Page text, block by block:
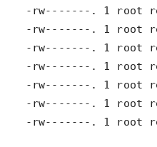
-rw-------. 1 root